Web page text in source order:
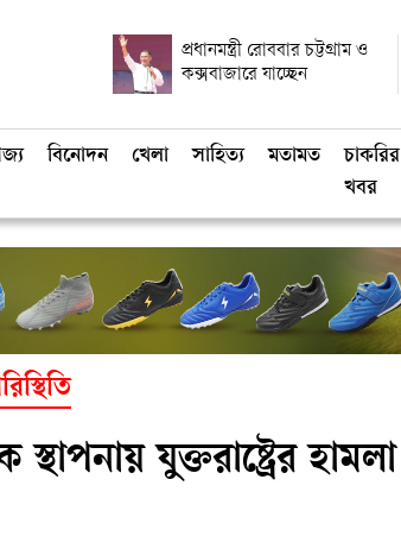
প্রধানমন্ত্রী রোববার চট্টগ্রাম ও
কক্সবাজারে যাচ্ছেন
বিনোদন খেলা সাহিত্য মতামত
চাকরির
খবর
যুক্তরাষ্ট্রের হামলা